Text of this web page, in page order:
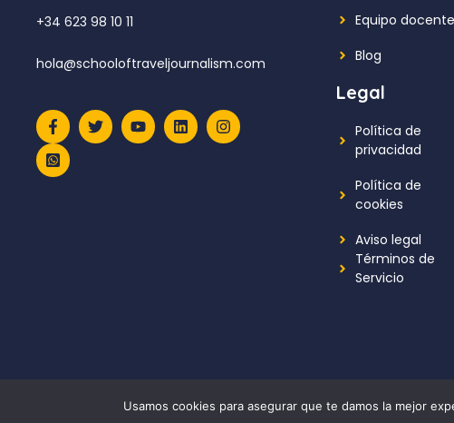
+34 623 98 10 11
hola@schooloftraveljournalism.com
Equipo docente
Blog
Legal
Política de
privacidad
Política de
cookies
Aviso legal
Términos de
Servicio
Usamos cookies para asegurar que te damos la mejor